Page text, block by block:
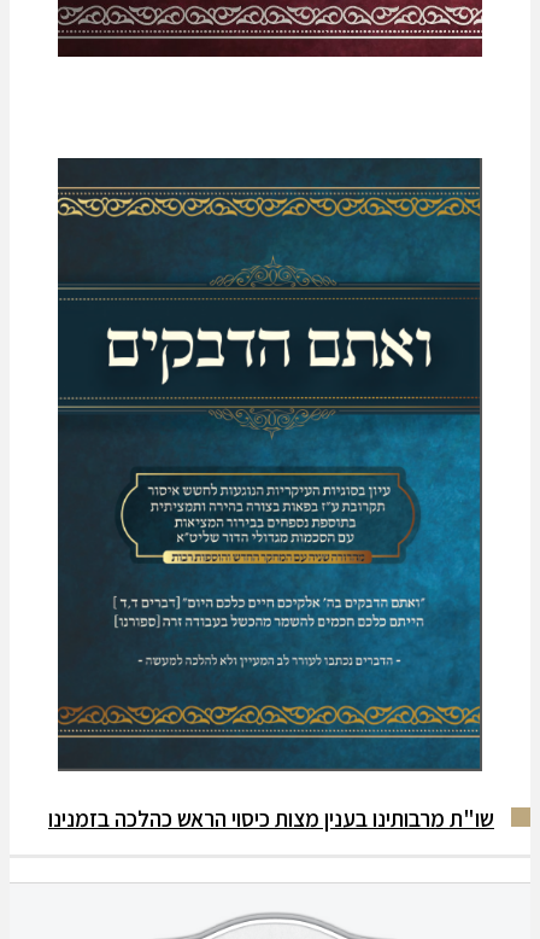
שו"ת מרבותינו בענין מצות כיסוי הראש כהלכה בזמנינו